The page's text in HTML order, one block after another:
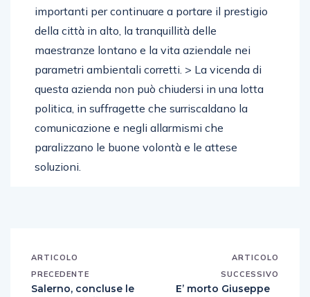
importanti per continuare a portare il prestigio
della città in alto, la tranquillità delle
maestranze lontano e la vita aziendale nei
parametri ambientali corretti. > La vicenda di
questa azienda non può chiudersi in una lotta
politica, in suffragette che surriscaldano la
comunicazione e negli allarmismi che
paralizzano le buone volontà e le attese
soluzioni.
ARTICOLO
PRECEDENTE
Salerno, concluse le
ARTICOLO
SUCCESSIVO
E’ morto Giuseppe